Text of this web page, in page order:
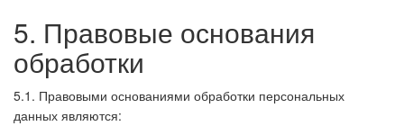
5. Правовые основания
обработки
5.1. Правовыми основаниями обработки персональных
данных являются: